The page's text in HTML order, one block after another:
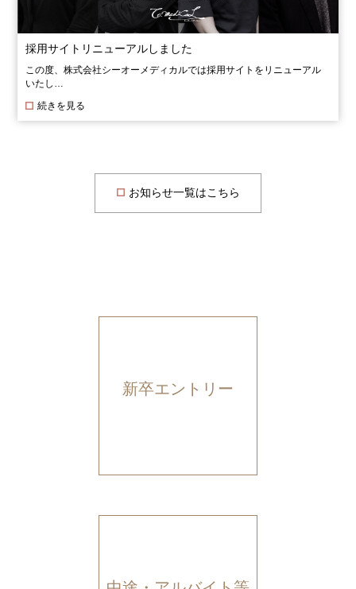
採用サイトリニューアルしました
この度、株式会社シーオーメディカルでは採用サイトをリニューアル
いたし…
続きを見る
お知らせ一覧はこちら
新卒エントリー